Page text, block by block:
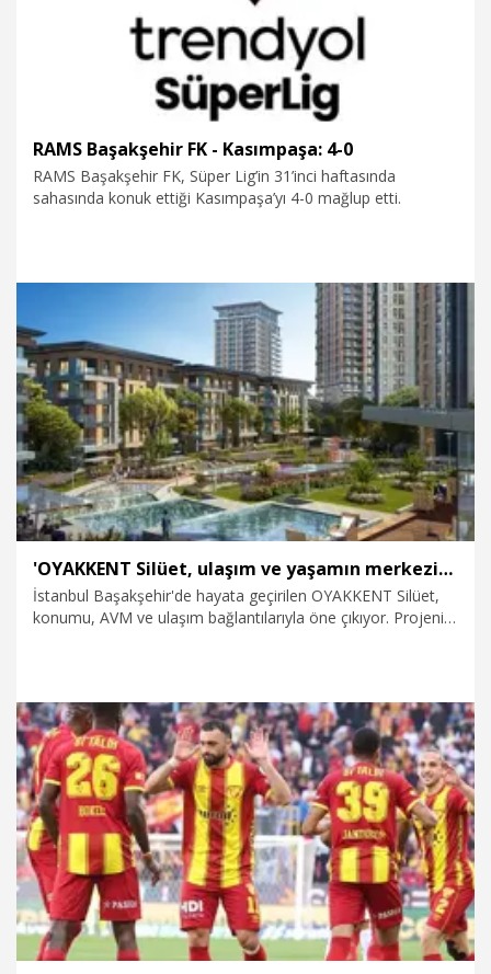
RAMS Başakşehir FK - Kasımpaşa: 4-0
RAMS Başakşehir FK, Süper Lig’in 31’inci haftasında
sahasında konuk ettiği Kasımpaşa’yı 4-0 mağlup etti.
24.04.2026 Spor
'OYAKKENT Silüet, ulaşım ve yaşamın merkezinde konumlanıyor'
İstanbul Başakşehir'de hayata geçirilen OYAKKENT Silüet,
konumu, AVM ve ulaşım bağlantılarıyla öne çıkıyor. Projenin;
24.04.2026 Kurumsal